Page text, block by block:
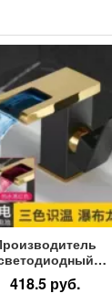
кран для
комнаты с
418.5 руб.